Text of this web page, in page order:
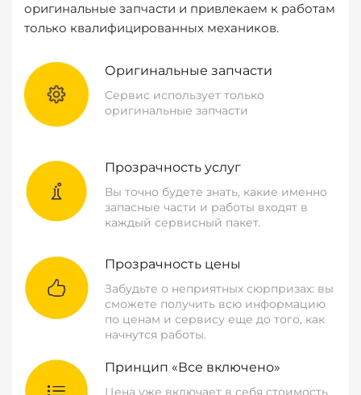
оригинальные запчасти и привлекаем к работам
только квалифицированных механиков.
Оригинальные запчасти
Сервис использует только
оригинальные запчасти
Прозрачность услуг
Вы точно будете знать, какие именно
запасные части и работы входят в
каждый сервисный пакет.
Прозрачность цены
Забудьте о неприятных сюрпризах: вы
сможете получить всю информацию
по ценам и сервису еще до того, как
начнутся работы.
Принцип «Все включено»
Цена уже включает в себя стоимость